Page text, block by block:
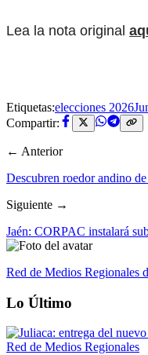
Lea la nota original
Etiquetas:elecciones 2026
Compartir:
← Anterior
Descubren roedor andino
Siguiente →
Jaén: CORPAC instalará
Red de Medios Regionales
Lo Último
Red de Medios Regionales